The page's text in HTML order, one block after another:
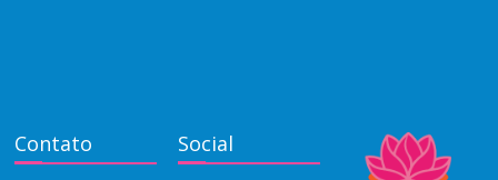
Contato Social